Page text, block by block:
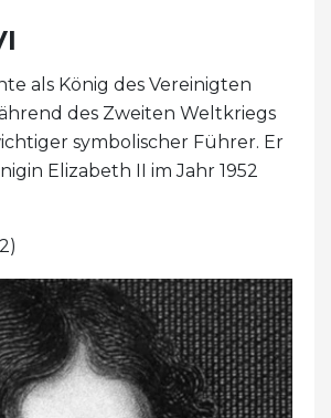
als König des Vereinigten
des Zweiten Weltkriegs
symbolischer Führer. Er
Elizabeth II im Jahr 1952